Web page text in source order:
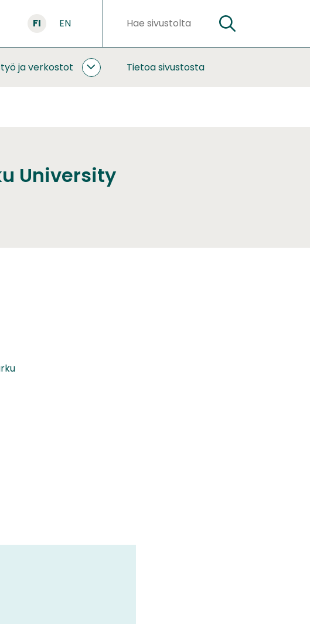
FI EN Hakusanat HAE
ja verkostot
YHTEISTYÖTietoa sivustosta
University